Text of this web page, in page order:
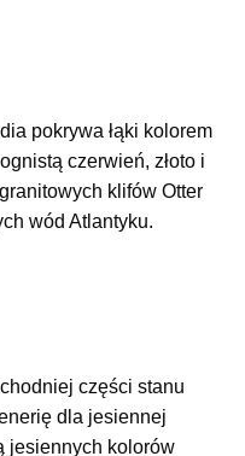
pokrywa łąki kolorem
czerwień, złoto i
klifów Otter
wód Atlantyku.
części stanu
dla jesiennej
jesiennych kolorów